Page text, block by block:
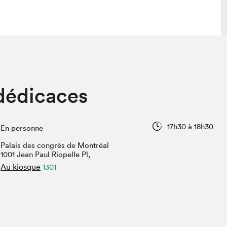
Vidéos et balados
En personne
17h30 à 18h30
Palais des congrès de Montréal
1001 Jean Paul Riopelle Pl,
Au kiosque 1301